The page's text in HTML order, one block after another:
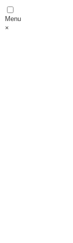
Menu
×